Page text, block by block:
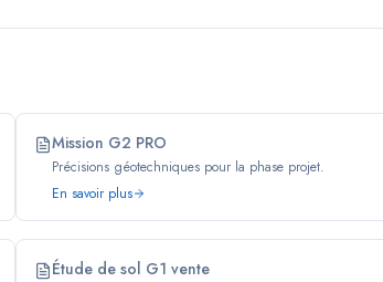
Mission G2 PRO
Précisions géotechniques pour la phase projet.
En savoir plus
Étude de sol G1 vente